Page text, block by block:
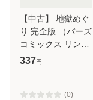
【中古】 地獄めぐ
り 完全版 （バーズ
コミックス リンク
スコレクション） /
ール便送料無料】
337円
(0)